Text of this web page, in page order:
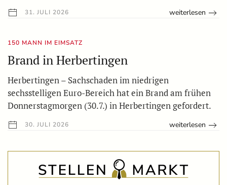
31. JULI 2026 weiterlesen
150 MANN IM EIMSATZ
Brand in Herbertingen
Herbertingen – Sachschaden im niedrigen
sechsstelligen Euro-Bereich hat ein Brand am frühen
Donnerstagmorgen (30.7.) in Herbertingen gefordert.
30. JULI 2026 weiterlesen